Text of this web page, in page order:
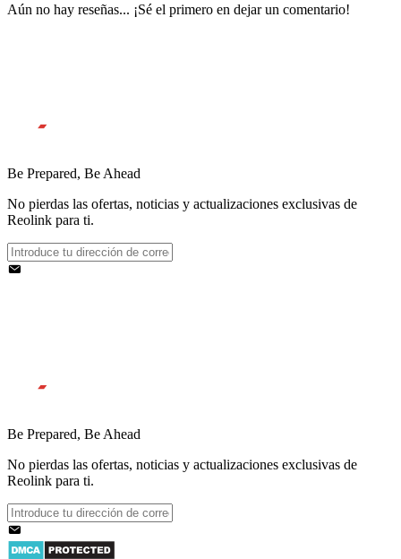
Aún no hay reseñas... ¡Sé el primero en dejar un comentario!
Be Prepared, Be Ahead
No pierdas las ofertas, noticias y actualizaciones exclusivas de
Reolink para ti.
Be Prepared, Be Ahead
No pierdas las ofertas, noticias y actualizaciones exclusivas de
Reolink para ti.